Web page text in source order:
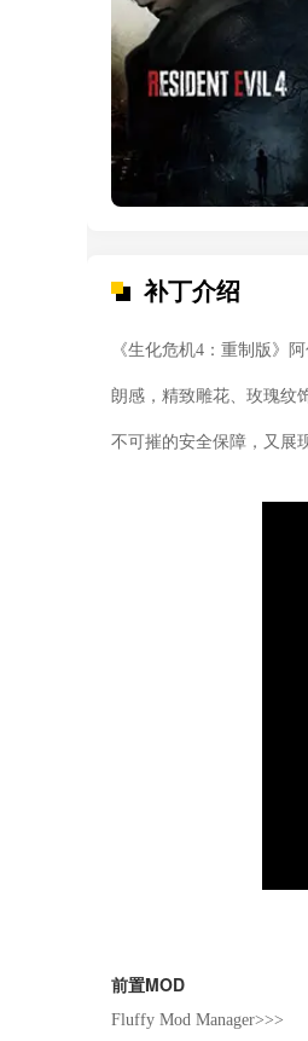
补丁介绍
《生化危机4：重制版》
朗感，精致雕花、玫瑰纹
不可摧的安全保障，又展
前置MOD
Fluffy Mod Manager>>>